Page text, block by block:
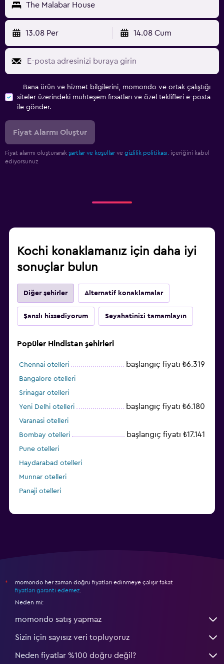
The Malabar House
13.08 Per 14.08 Cum
Bana ürün ve hizmet bilgilerini, momondo ve ortak çalıştığı
siteler üzerindeki muhteşem fırsatları ve özel teklifleri e-posta
ile gönder.
Fiyat Alarmı Oluştur
Fiyat alarmı oluşturarak şartlar ve koşullar ve gizlilik politikası.
içeriğini kabul
ediyorsunuz
Kochi konaklamanız için daha iyi
sonuçlar bulun
Diğer şehirler Alternatif konaklamalar
Şanslı hissediyorum Seyahatinizi tamamlayın
Popüler Hindistan şehirleri
Chennai otelleri başlangıç fiyatı ₺6.319
Bangalore otelleri
Srinagar otelleri
Yeni Delhi otelleri
başlangıç fiyatı ₺6.180
Varanasi otelleri
Bombay otelleri
başlangıç fiyatı ₺17.141
Pune otelleri
Haydarabad otelleri
Munnar otelleri
Panaji otelleri
*
momondo her zaman doğru fiyatları edinmeye çalışır fakat
fiyatları garanti edemez
Neden mi:
momondo satış yapmaz
Sizin için sayısız veri topluyoruz
Neden fiyatlar %100 doğru değil?